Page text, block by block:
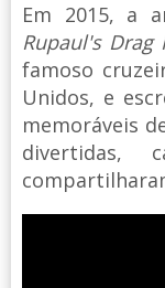
Em 2015, a
Rupaul's Drag
famoso
Unidos, e
memoráveis
divertidas,